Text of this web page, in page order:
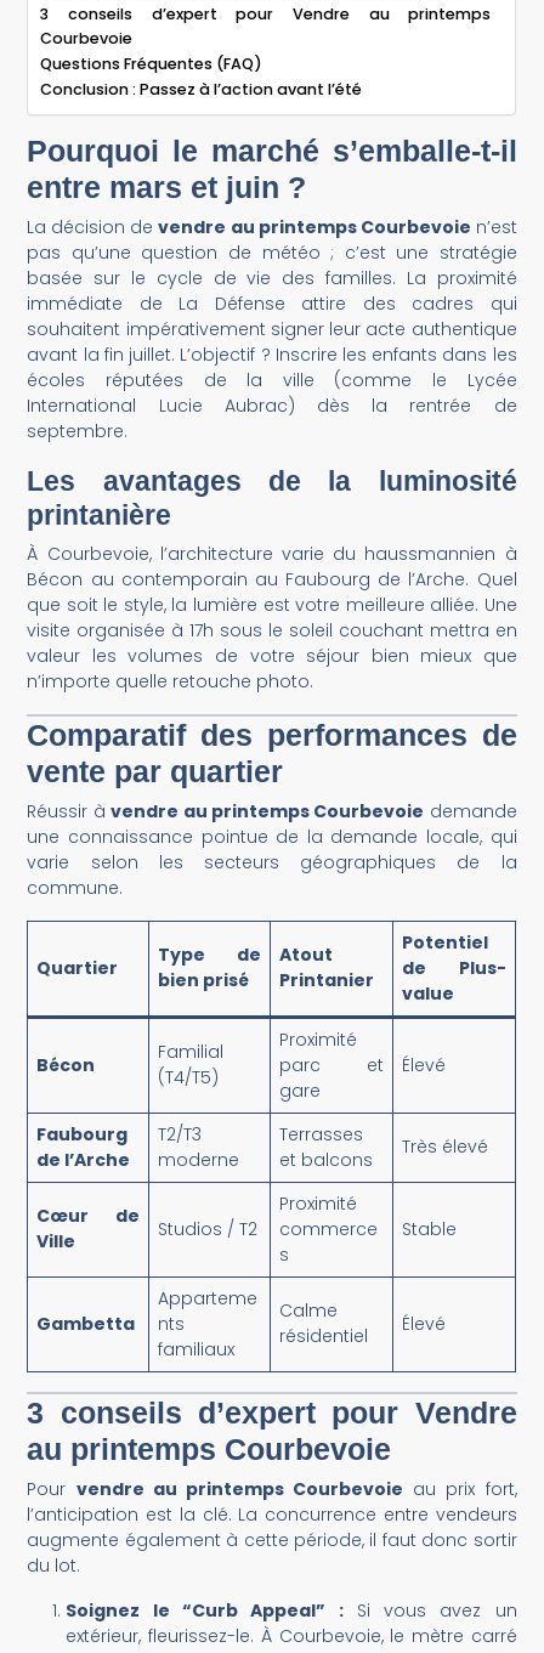
3 conseils d’expert pour Vendre au printemps
Courbevoie
Questions Fréquentes (FAQ)
Conclusion : Passez à l’action avant l’été
Pourquoi le marché s’emballe-t-il
entre mars et juin ?
La décision devendre au printemps Courbevoie n’est
pas qu’une question de météo ; c’est une stratégie
basée sur le cycle de vie des familles. La proximité
immédiate de La Défense attire des cadres qui
souhaitent impérativement signer leur acte authentique
avant la fin juillet. L’objectif ? Inscrire les enfants dans les
écoles réputées de la ville (comme le Lycée
International Lucie Aubrac) dès la rentrée de
septembre.
Les avantages de la luminosité
printanière
À Courbevoie, l’architecture varie du haussmannien à
Bécon au contemporain au Faubourg de l’Arche. Quel
que soit le style, la lumière est votre meilleure alliée. Une
visite organisée à 17h sous le soleil couchant mettra en
valeur les volumes de votre séjour bien mieux que
n’importe quelle retouche photo.
Comparatif des performances de
vente par quartier
Réussir àvendre au printemps Courbevoie demande
une connaissance pointue de la demande locale, qui
varie selon les secteurs géographiques de la
commune.
Quartier
Type de
bien prisé
Atout
Printanier
Potentiel
de Plus-
value
Bécon
Familial
(T4/T5)
Proximité
parc et
gare
Élevé
Faubourg
de l’Arche
T2/T3
moderne
Terrasses
et balcons
Très élevé
Cœur de
Ville
Studios / T2
Proximité
commerce
s
Stable
Gambetta
Apparteme
nts
familiaux
Calme
résidentiel
Élevé
3 conseils d’expert pour Vendre
au printemps Courbevoie
Pour vendre au printemps Courbevoie au prix fort,
l’anticipation est la clé. La concurrence entre vendeurs
augmente également à cette période, il faut donc sortir
du lot.
Soignez le “Curb Appeal” :Si vous avez un
extérieur, fleurissez-le. À Courbevoie, le mètre carré